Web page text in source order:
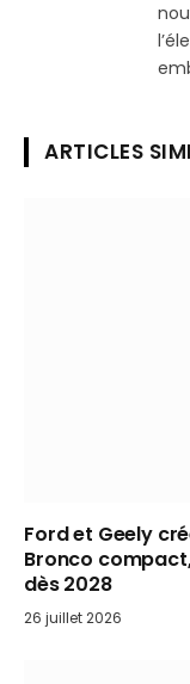
ARTICLES
Ford et Geely
Bronco
dès 2028
26 juillet 2026